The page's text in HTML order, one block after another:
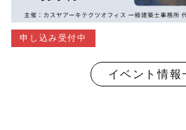
申し込み受付中
イベント情報